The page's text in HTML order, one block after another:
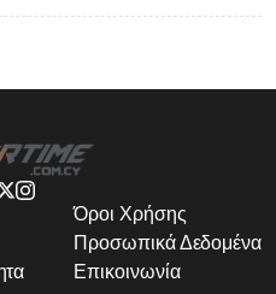
Όροι Χρήσης
Προσωπικά Δεδομένα
Επικοινωνία